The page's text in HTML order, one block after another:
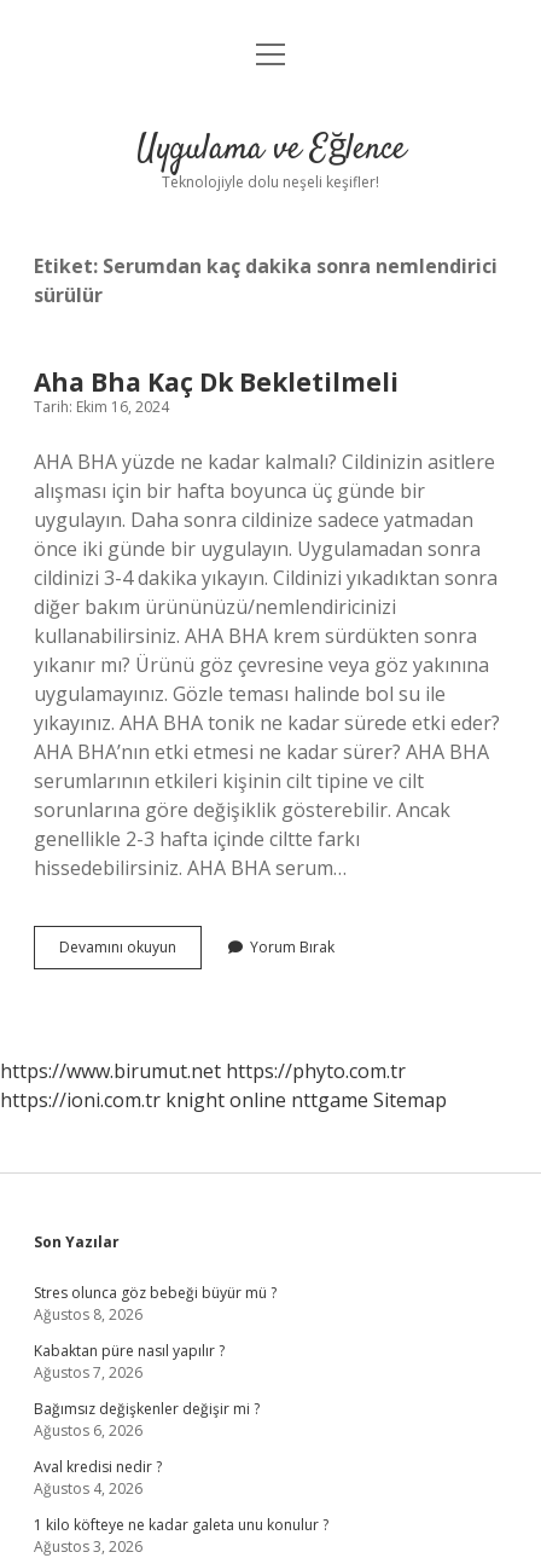
Anasayfa
Yasal Uyarı
menüyü
Uygulama ve Eğlence
Teknolojiyle dolu neşeli keşifler!
Etiket: Serumdan kaç dakika sonra nemlendirici
sürülür
Aha Bha Kaç Dk Bekletilmeli
Tarih: Ekim 16, 2024
AHA BHA yüzde ne kadar kalmalı? Cildinizin asitlere
alışması için bir hafta boyunca üç günde bir
uygulayın. Daha sonra cildinize sadece yatmadan
önce iki günde bir uygulayın. Uygulamadan sonra
cildinizi 3-4 dakika yıkayın. Cildinizi yıkadıktan sonra
diğer bakım ürününüzü/nemlendiricinizi
kullanabilirsiniz. AHA BHA krem sürdükten sonra
yıkanır mı? Ürünü göz çevresine veya göz yakınına
uygulamayınız. Gözle teması halinde bol su ile
yıkayınız. AHA BHA tonik ne kadar sürede etki eder?
AHA BHA’nın etki etmesi ne kadar sürer? AHA BHA
serumlarının etkileri kişinin cilt tipine ve cilt
sorunlarına göre değişiklik gösterebilir. Ancak
genellikle 2-3 hafta içinde ciltte farkı
hissedebilirsiniz. AHA BHA serum…
Devamını okuyun
Bha
Yorum Bırak
https://www.birumut.net https://phyto.com.tr
https://ioni.com.tr knight online nttgame Sitemap
Sidebar
Son Yazılar
Stres olunca göz bebeği büyür mü ?
Ağustos 8, 2026
Kabaktan püre nasıl yapılır ?
Ağustos 7, 2026
Bağımsız değişkenler değişir mi ?
Ağustos 6, 2026
Aval kredisi nedir ?
Ağustos 4, 2026
1 kilo köfteye ne kadar galeta unu konulur ?
Ağustos 3, 2026